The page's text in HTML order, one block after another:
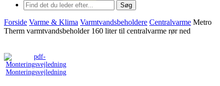
Søg
Forside Varme & Klima Varmtvandsbeholdere Centralvarme Metro
Therm varmtvandsbeholder 160 liter til centralvarme rør ned
Monteringsvejledning